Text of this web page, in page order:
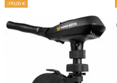
-170,00 €